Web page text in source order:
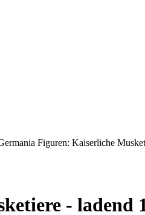
Figuren: Kaiserliche
- ladend